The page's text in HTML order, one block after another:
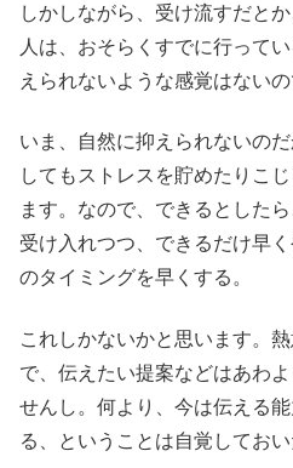
しかしながら、受け流すだと
人は、おそらくすでに行って
えられないような感覚はない
いま、自然に抑えられないの
してもストレスを貯めたりこ
ます。なので、できるとした
受け入れつつ、できるだけ早
のタイミングを早くする。
これしかないかと思います。
で、伝えたい提案などはあわ
せんし。何より、今は伝える
る、ということは自覚してお